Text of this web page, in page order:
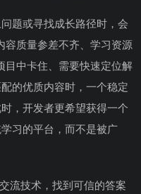
题或寻找成长路径时，会
容质量参差不齐、学习资源
目中卡住、需要快速定位解
的优质内容时，一个稳定
，开发者更希望获得一个
习的平台，而不是被广
流技术，找到可信的答案